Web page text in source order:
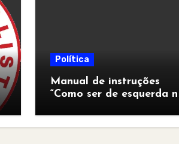
Política
Manual de instruções
“Como ser de esquerda no